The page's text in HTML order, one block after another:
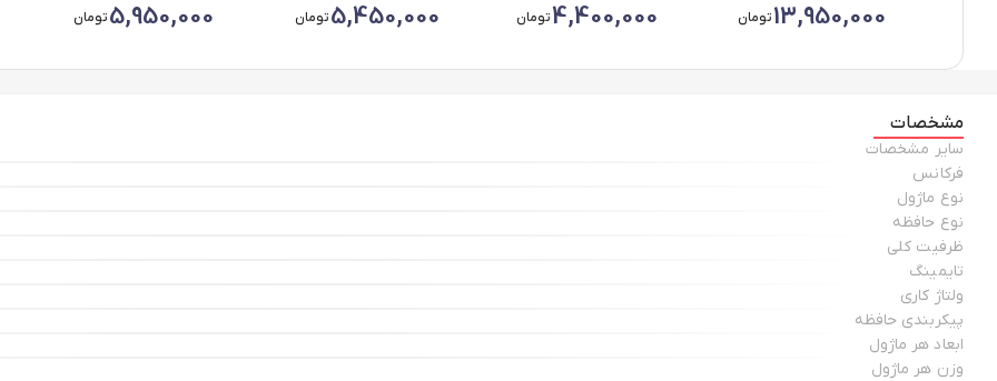
13,950,000تومان 4,400,000تومان 5,450,000تومان 5,950,000تومان
مشخصات
سایر مشخصات
فرکانس
نوع ماژول
نوع حافظه
ظرفیت کلی
تایمینگ
ولتاژ کاری
پیکربندی حافظه
ابعاد هر ماژول
وزن هر ماژول